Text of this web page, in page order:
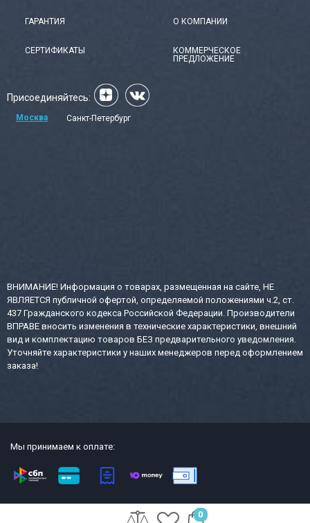
0
ГАРАНТИЯ
СЕРТИФИКАТЫ
О КОМПАНИИ
КОММЕРЧЕСКОЕ
ПРЕДЛОЖЕНИЕ
Присоединяйтесь:
Москва Санкт-Петербург
ВНИМАНИЕ! Информация о товарах, размещенная на сайте, НЕ
ЯВЛЯЕТСЯ публичной офертой, определяемой положениями ч.2, ст.
437 Гражданского кодекса Российской Федерации. Производители
ВПРАВЕ вносить изменения в технические характеристики, внешний
вид и комплектацию товаров БЕЗ предварительного уведомления.
Уточняйте характеристики у наших менеджеров перед оформлением
заказа!
Мы принимаем к оплате:
2013-2026 СТР интернет-магазин сейфов и металлической офисной
мебели